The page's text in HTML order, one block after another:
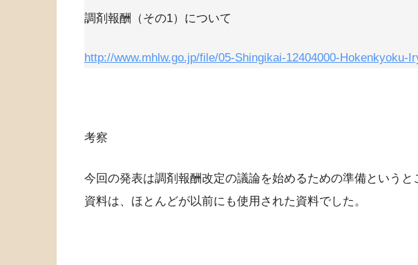
調剤報酬（その1）について
http://www.mhlw.go.jp/file/05-Shingikai-12404000-Hokenkyoku-
考察
今回の発表は調剤報酬改定の議論を始めるための準備というと
資料は、ほとんどが以前にも使用された資料でした。